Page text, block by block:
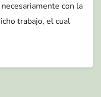
con la
trabajo, el cual